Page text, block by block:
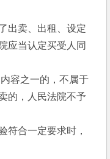
出卖、出租、设定
应当认定买受人同
容之一的，不属于
的，人民法院不予
符合一定要求时，